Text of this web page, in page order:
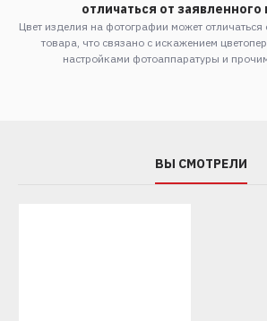
отличаться от
Цвет изделия на фотографии может отличаться
товара, что связано с искажением
настройками фотоаппаратуры и
ВЫ СМОТРЕЛИ